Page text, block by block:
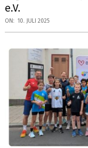
e.V.
ON: 10. JULI 2025